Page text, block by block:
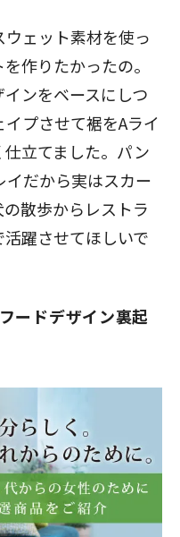
ウェット素材を使っ
作りたかったの。
ンをベースにしつ
プさせて裾をAライ
立てました。パン
イだから実はスカー
散歩からレストラ
躍させてほしいで
ードデザイン裏起